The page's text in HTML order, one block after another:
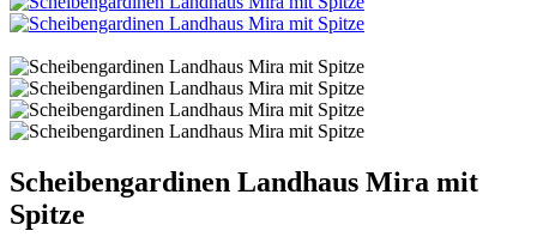
Scheibengardinen Landhaus Mira mit
Spitze